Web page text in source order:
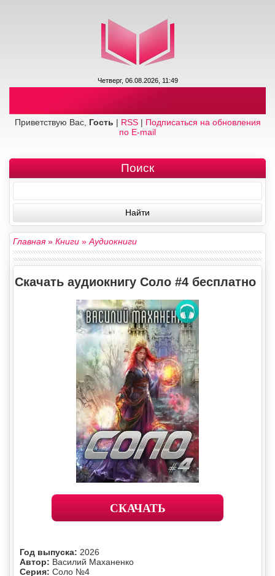
Четверг, 06.08.2026, 11:49
Приветствую Вас, Гость | RSS| Подписаться на обновления
по E-mail
Поиск
Главная» Книги »Аудиокниги
Скачать аудиокнигу Соло #4 бесплатно
СКАЧАТЬ
Год выпуска: 2026
Автор: Василий Маханенко
Серия: Соло №4